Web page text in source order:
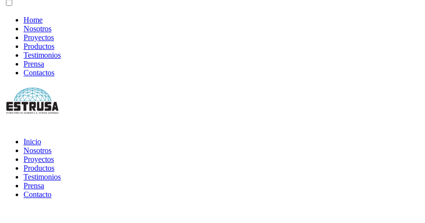
Home
Nosotros
Proyectos
Productos
Testimonios
Prensa
Contactos
Inicio
Nosotros
Proyectos
Productos
Testimonios
Prensa
Contacto